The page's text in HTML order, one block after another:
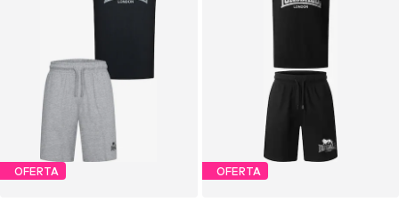
OFERTA OFERTA